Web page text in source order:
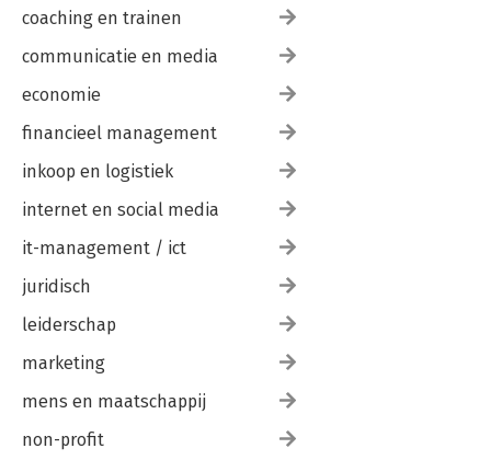
coaching en trainen
communicatie en media
economie
financieel management
inkoop en logistiek
internet en social media
it-management / ict
juridisch
leiderschap
marketing
mens en maatschappij
non-profit